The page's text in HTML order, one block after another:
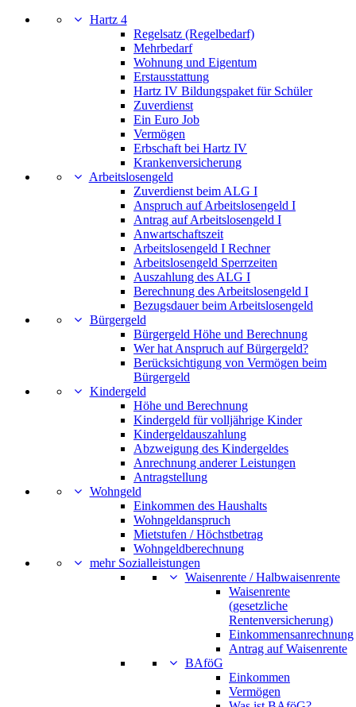
Hartz 4
Regelsatz (Regelbedarf)
Mehrbedarf
Wohnung und Eigentum
Erstausstattung
Hartz IV Bildungspaket für Schüler
Zuverdienst
Ein Euro Job
Vermögen
Erbschaft bei Hartz IV
Krankenversicherung
Arbeitslosengeld
Zuverdienst beim ALG I
Anspruch auf Arbeitslosengeld I
Antrag auf Arbeitslosengeld I
Anwartschaftszeit
Arbeitslosengeld I Rechner
Arbeitslosengeld Sperrzeiten
Auszahlung des ALG I
Berechnung des Arbeitslosengeld I
Bezugsdauer beim Arbeitslosengeld
Bürgergeld
Bürgergeld Höhe und Berechnung
Wer hat Anspruch auf Bürgergeld?
Berücksichtigung von Vermögen beim
Bürgergeld
Kindergeld
Höhe und Berechnung
Kindergeld für volljährige Kinder
Kindergeldauszahlung
Abzweigung des Kindergeldes
Anrechnung anderer Leistungen
Antragstellung
Wohngeld
Einkommen des Haushalts
Wohngeldanspruch
Mietstufen / Höchstbetrag
Wohngeldberechnung
mehr Sozialleistungen
Waisenrente / Halbwaisenrente
Waisenrente
(gesetzliche
Rentenversicherung)
Einkommensanrechnung
Antrag auf Waisenrente
BAföG
Einkommen
Vermögen